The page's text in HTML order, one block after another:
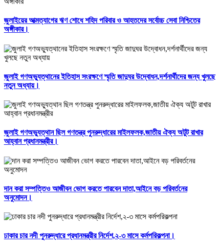
জুলাইয়ের আত্মত্যাগের ঋণ শোধে শহিদ পরিবার ও আহতদের সর্বোচ্চ সেবা নিশ্চিতের
অঙ্গীকার।
জুলাই গণঅভ্যুত্থানের ইতিহাস সংরক্ষণে স্মৃতি জাদুঘর উদ্বোধন,দর্শনার্থীদের জন্য খুলছে
নতুন অধ্যায়।
জুলাই গণঅভ্যুত্থান ছিল গণতন্ত্র পুনরুদ্ধারের মাইলফলক,জাতীয় ঐক্য অটুট রাখার
আহ্বান প্রধানমন্ত্রীর।
দান করা সম্পত্তিও আজীবন ভোগ করতে পারবেন দাতা,আইনে বড় পরিবর্তনের
অনুমোদন।
ঢাকার চার নদী পুনরুদ্ধারে প্রধানমন্ত্রীর নির্দেশ,২-৩ মাসে কর্মপরিকল্পনা।